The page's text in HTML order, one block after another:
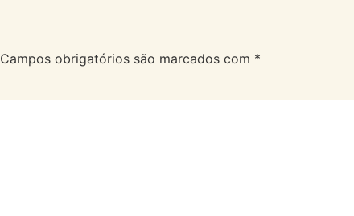
Campos obrigatórios são marcados com *